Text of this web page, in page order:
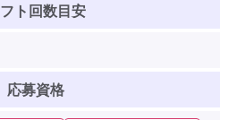
ト回数目安
応募資格